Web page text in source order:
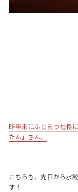
昨年末にふじまつ社長
たん」さん。
こちらも、先日から水
す！